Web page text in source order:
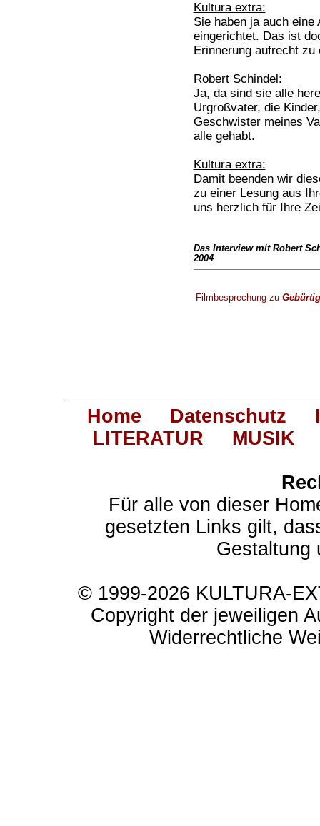
Kultura extra:
Sie haben ja auch eine
eingerichtet. Das ist
Erinnerung aufrecht zu
Robert Schindel:
Ja, da sind sie alle
Urgroßvater, die
Geschwister meines
alle gehabt.
Kultura extra:
Damit beenden wir
zu einer Lesung aus
uns herzlich für Ihre
Das Interview mit Robert
2004
Filmbesprechung zu Gebürtig
Home Datenschutz
LITERATUR
MUSIK
Für alle von dieser
gesetzten Links gilt,
Gestaltung
© 1999-2026 KULTURA-
Copyright der jeweiligen
Widerrechtliche